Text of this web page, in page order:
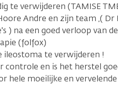
te verwijderen (TAMISE
Andre en zijn team ,(
na een goed verloop van
(folfox)
ileostoma te verwijderen !
controle en is het herstel
hele moeilijke en